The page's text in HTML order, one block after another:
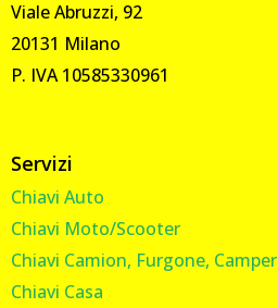
Viale Abruzzi, 92
20131 Milano
P. IVA 10585330961
Servizi
Chiavi Auto
Chiavi Moto/Scooter
Chiavi Camion, Furgone, Camper
Chiavi Casa